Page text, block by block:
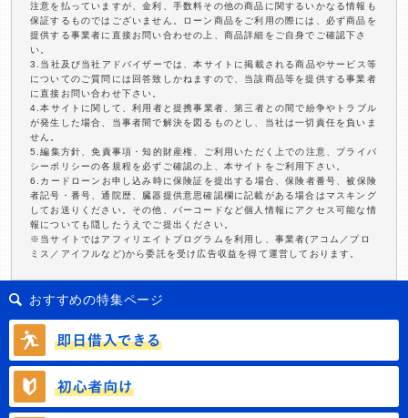
注意を払っていますが、金利、手数料その他の商品に関するいかなる情報も
保証するものではございません。ローン商品をご利用の際には、必ず商品を
提供する事業者に直接お問い合わせの上、商品詳細をご自身でご確認下さ
い。
3.当社及び当社アドバイザーでは、本サイトに掲載される商品やサービス等
についてのご質問には回答致しかねますので、当該商品等を提供する事業者
に直接お問い合わせ下さい。
4.本サイトに関して、利用者と提携事業者、第三者との間で紛争やトラブル
が発生した場合、当事者間で解決を図るものとし、当社は一切責任を負いま
せん。
5.編集方針、免責事項・知的財産権、ご利用いただく上での注意、プライバ
シーポリシーの各規程を必ずご確認の上、本サイトをご利用下さい。
6.カードローンお申し込み時に保険証を提出する場合、保険者番号、被保険
者記号・番号、通院歴、臓器提供意思確認欄に記載がある場合はマスキング
してお送りください。その他、バーコードなど個人情報にアクセス可能な情
報についても隠したうえでご提出ください。
※当サイトではアフィリエイトプログラムを利用し、事業者(アコム／プロ
ミス／アイフルなど)から委託を受け広告収益を得て運営しております。
おすすめの特集ページ